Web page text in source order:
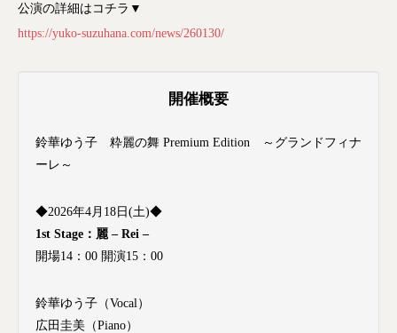
公演の詳細はコチラ▼
https://yuko-suzuhana.com/news/260130/
開催概要
鈴華ゆう子 粋麗の舞 Premium Edition ～グランドフィナ
ーレ～
◆2026年4月18日(土)◆
1st Stage：麗 – Rei –
開場14：00 開演15：00
鈴華ゆう子（Vocal）
広田圭美（Piano）